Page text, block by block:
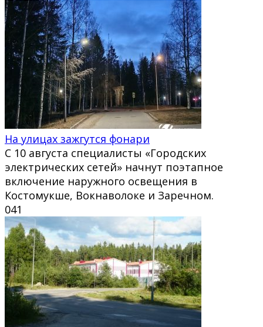
На улицах зажгутся фонари
С 10 августа специалисты «Городских
электрических сетей» начнут поэтапное
включение наружного освещения в
Костомукше, Вокнаволоке и Заречном.
041